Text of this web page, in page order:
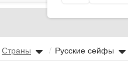
Страны / Русские сейфы